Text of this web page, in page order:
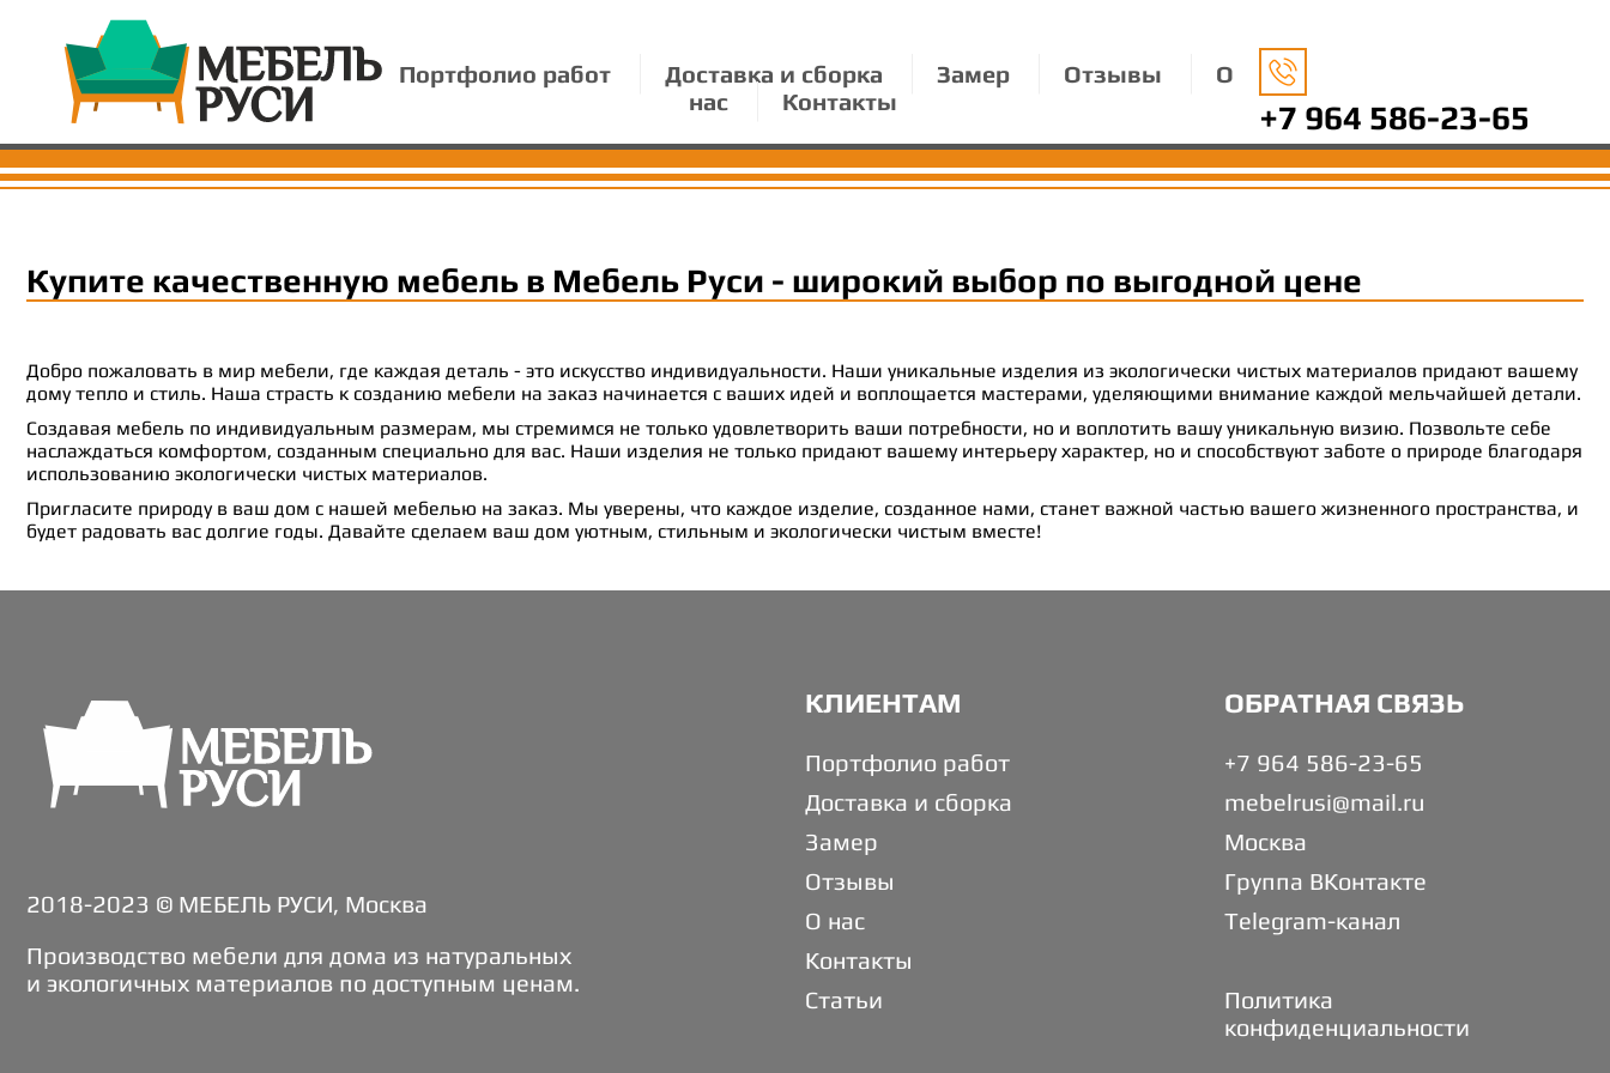
Портфолио работ Доставка и сборка Замер Отзывы
О
нас
Контакты +7 964 586-23-65
Купите качественную мебель в Мебель Руси - широкий выбор по выгодной цене
Добро пожаловать в мир мебели, где каждая деталь - это искусство индивидуальности. Наши уникальные изделия из экологически чистых материалов придают вашему
дому тепло и стиль. Наша страсть к созданию мебели на заказ начинается с ваших идей и воплощается мастерами, уделяющими внимание каждой мельчайшей детали.
Создавая мебель по индивидуальным размерам, мы стремимся не только удовлетворить ваши потребности, но и воплотить вашу уникальную визию. Позвольте себе
наслаждаться комфортом, созданным специально для вас. Наши изделия не только придают вашему интерьеру характер, но и способствуют заботе о природе благодаря
использованию экологически чистых материалов.
Пригласите природу в ваш дом с нашей мебелью на заказ. Мы уверены, что каждое изделие, созданное нами, станет важной частью вашего жизненного пространства, и
будет радовать вас долгие годы. Давайте сделаем ваш дом уютным, стильным и экологически чистым вместе!
2018-2023 © МЕБЕЛЬ РУСИ, Москва
Производство мебели для дома из натуральных
и экологичных материалов по доступным ценам.
КЛИЕНТАМ
Портфолио работ
Доставка и сборка
Замер
Отзывы
О нас
Контакты
Статьи
ОБРАТНАЯ СВЯЗЬ
+7 964 586-23-65
mebelrusi@mail.ru
Москва
Группа ВКонтакте
Telegram-канал
Политика
конфиденциальности